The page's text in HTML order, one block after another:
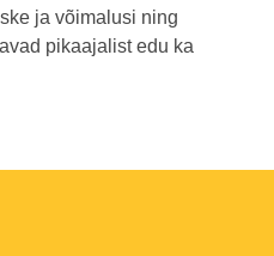
ja võimalusi ning
pikaajalist edu ka